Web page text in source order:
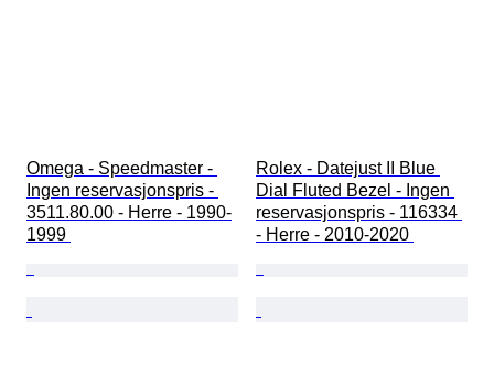
Omega - Speedmaster -
Ingen reservasjonspris -
3511.80.00 - Herre - 1990-
1999
Rolex - Datejust II Blue
Dial Fluted Bezel - Ingen
reservasjonspris - 116334
- Herre - 2010-2020